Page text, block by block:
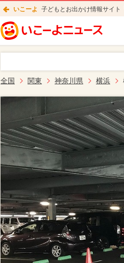
いこーよ 子どもとお出かけ情報サイト
全国 関東 神奈川県 横浜